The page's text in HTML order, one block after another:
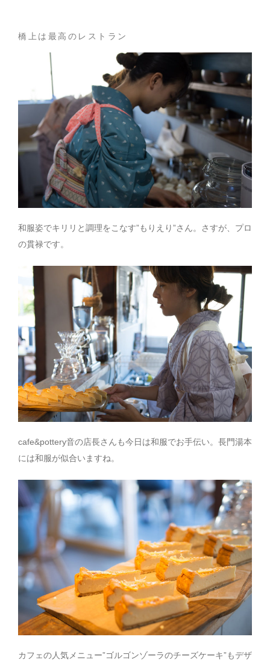
橋上は最高のレストラン
和服姿でキリリと調理をこなす”もりえり”さん。さすが、プロ
の貫禄です。
cafe&pottery音の店長さんも今日は和服でお手伝い。長門湯本
には和服が似合いますね。
カフェの人気メニュー”ゴルゴンゾーラのチーズケーキ”もデザ